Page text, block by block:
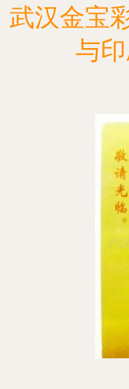
武汉金宝
与